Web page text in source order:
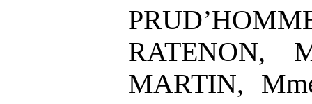
RATENON,
MARTIN,